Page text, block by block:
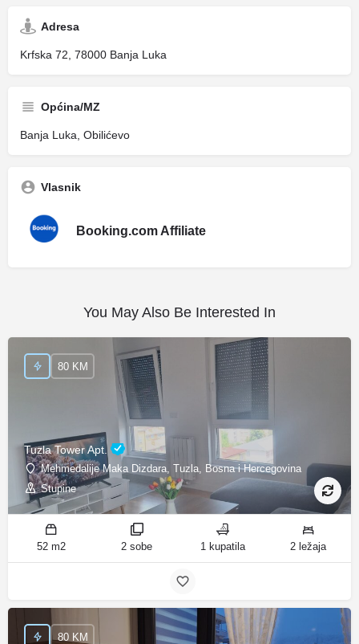
Adresa
Krfska 72, 78000 Banja Luka
Općina/MZ
Banja Luka, Obilićevo
Vlasnik
Booking.com Affiliate
You May Also Be Interested In
Tuzla Tower Apt.
Mehmedalije Maka Dizdara, Tuzla, Bosna i Hercegovina
Stupine
80 KM
52 m2 2 sobe 1 kupatila 2 ležaja
80 KM